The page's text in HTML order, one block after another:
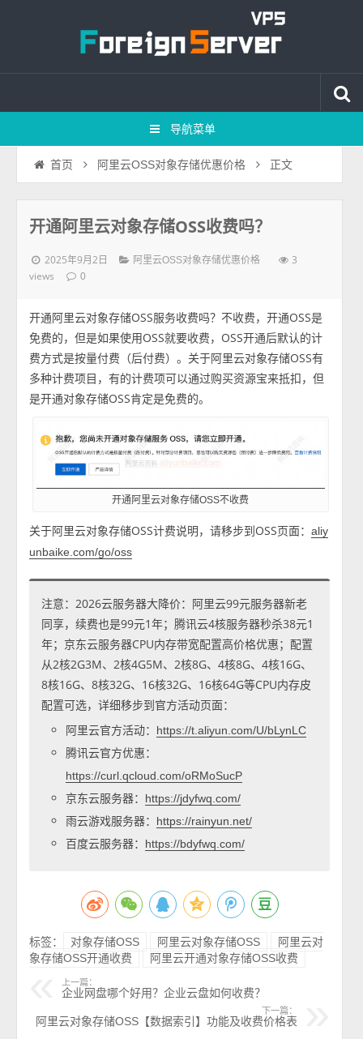
导航菜单
首页 阿里云OSS对象存储优惠价格 正文
开通阿里云对象存储OSS收费吗？
2025年9月2日 阿里云OSS对象存储优惠价格
3
views
0
开通阿里云对象存储OSS服务收费吗？不收费，开通OSS是
免费的，但是如果使用OSS就要收费，OSS开通后默认的计
费方式是按量付费（后付费）。关于阿里云对象存储OSS有
多种计费项目，有的计费项可以通过购买资源宝来抵扣，但
是开通对象存储OSS肯定是免费的。
开通阿里云对象存储OSS不收费
关于阿里云对象存储OSS计费说明，请移步到OSS页面：aliy
unbaike.com/go/oss
注意：2026云服务器大降价：阿里云99元服务器新老
同享，续费也是99元1年；腾讯云4核服务器秒杀38元1
年；京东云服务器CPU内存带宽配置高价格优惠；配置
从2核2G3M、2核4G5M、2核8G、4核8G、4核16G、
8核16G、8核32G、16核32G、16核64G等CPU内存皮
配置可选，详细移步到官方活动页面：
阿里云官方活动：
https://t.aliyun.com/U/bLynLC
腾讯云官方优惠：
https://curl.qcloud.com/oRMoSucP
京东云服务器： https://jdyfwq.com/
雨云游戏服务器： https://rainyun.net/
百度云服务器： https://bdyfwq.com/
标签： 对象存储OSS 阿里云对象存储OSS
阿里云对
象存储OSS开通收费
阿里云开通对象存储OSS收费
上一篇：
企业网盘哪个好用？企业云盘如何收费？
下一篇：
阿里云对象存储OSS【数据索引】功能及收费价格表